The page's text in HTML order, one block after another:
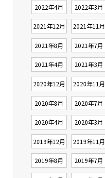
2022年4月 2022年3月
2021年12月 2021年11月
2021年8月 2021年7月
2021年4月 2021年3月
2020年12月 2020年11月
2020年8月 2020年7月
2020年4月 2020年3月
2019年12月 2019年11月
2019年8月 2019年7月